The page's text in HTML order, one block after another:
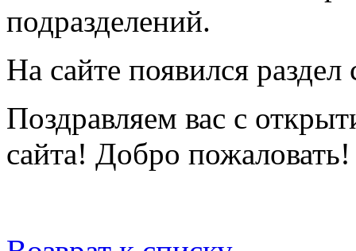
подразделений.
На сайте появился
Поздравляем вас с
сайта! Добро пожаловать!